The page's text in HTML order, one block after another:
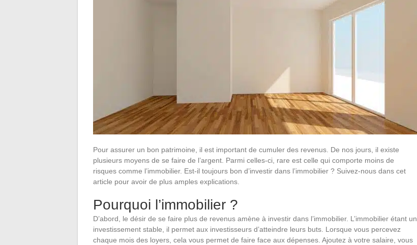
Pour assurer un bon patrimoine, il est important de cumuler des revenus. De nos jours, il existe
plusieurs moyens de se faire de l’argent. Parmi celles-ci, rare est celle qui comporte moins de
risques comme l’immobilier. Est-il toujours bon d’investir dans l’immobilier ? Suivez-nous dans cet
article pour avoir de plus amples explications.
Pourquoi l’immobilier ?
D’abord, le désir de se faire plus de revenus amène à investir dans l’immobilier. L’immobilier étant un
investissement stable, il permet aux investisseurs d’atteindre leurs buts. Lorsque vous percevez
chaque mois des loyers, cela vous permet de faire face aux dépenses. Ajoutez à votre salaire, vous